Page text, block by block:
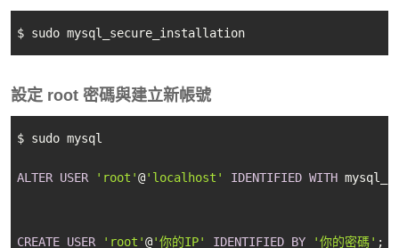
$ sudo mysql_secure_installation
設定 root 密碼與建立新帳號
$ sudo mysql
ALTER USER 'root'@'localhost' IDENTIFIED WITH
CREATE USER 'root'@'你的IP' IDENTIFIED BY '你的密碼'